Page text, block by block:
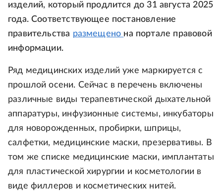
изделий, который продлится до 31 августа 2025
года. Соответствующее постановление
правительства размещено на портале правовой
информации.
Ряд медицинских изделий уже маркируется с
прошлой осени. Сейчас в перечень включены
различные виды терапевтической дыхательной
аппаратуры, инфузионные системы, инкубаторы
для новорожденных, пробирки, шприцы,
салфетки, медицинские маски, презервативы. В
том же списке медицинские маски, имплантаты
для пластической хирургии и косметологии в
виде филлеров и косметических нитей.